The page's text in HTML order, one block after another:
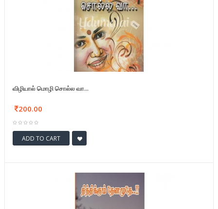
விழியால் மொழி சொல்ல வா...
200.00
ADD TO CART